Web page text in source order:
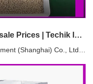
optical sorting system sa Wholesale Prices | Techik Instrument (Shanghai) Co., Ltd.
Pagdating sa paglikha ng Techik Instrument (Shanghai) Co., Ltd. optical sorting system, sumunod kami sa isang mahigpit na proseso ng disenyo. Upang matiyak ang pinakamainam na pagganap, maingat kaming gumagawa ng nakasulat na pahayag na nagbabalangkas sa mga detalye ng proyekto, sinusuri ang lahat ng potensyal na mekanismo at puwersa na maaaring gumana, masusing tinitimbang ang aming mga opsyon para sa mga materyales, at gumawa ng mga tumpak na kalkulasyon para sa mga sukat ng bawat indibidwal na bahagi ng makina. Maaari kang magtiwala na ang aming dedikasyon sa detalye ay nagsisiguro na ang aming mga makina ay gumagana sa pinakamataas na antas.